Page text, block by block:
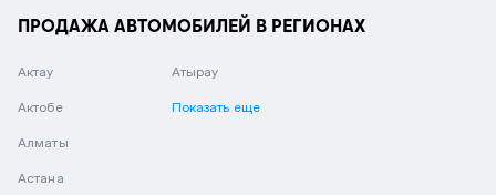
ПРОДАЖА АВТОМОБИЛЕЙ В РЕГИОНАХ
Актау
Актобе
Алматы
Астана
Атырау
Показать еще